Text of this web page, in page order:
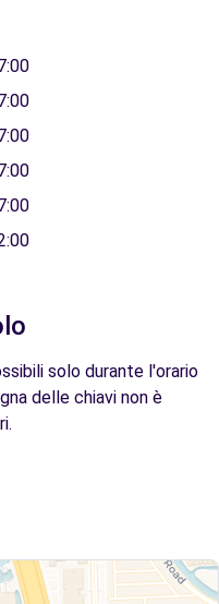
solo durante l'orario
delle chiavi non è